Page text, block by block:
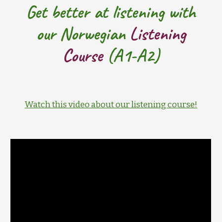
Get better at listening with
our Norwegian Listening
Course(A1-A2)
Watch this video about our listening course!